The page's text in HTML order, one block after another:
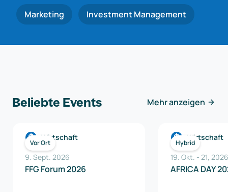
Marketing Investment Management
Beliebte Events Mehr anzeigen
Vor Ort
Wirtschaft
9. Sept. 2026
FFG Forum 2026
Hybrid
Wirtschaft
19. Okt. - 21, 2026
AFRICA DAY